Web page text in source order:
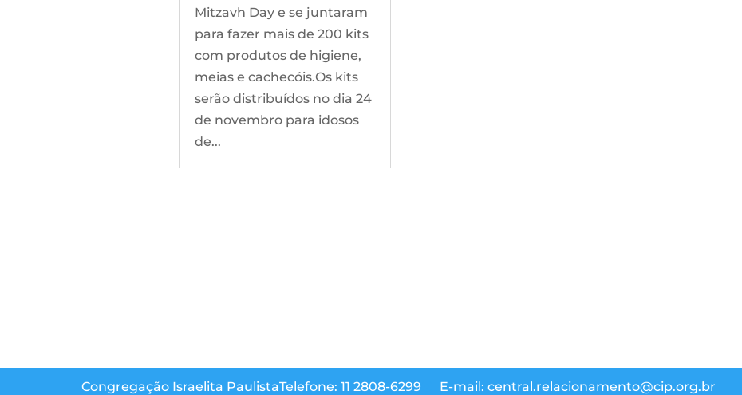
Mitzavh Day e se juntaram
para fazer mais de 200 kits
com produtos de higiene,
meias e cachecóis.Os kits
serão distribuídos no dia 24
de novembro para idosos
de...
Congregação Israelita PaulistaTelefone: 11 2808-6299 E-mail: central.relacionamento@cip.org.br